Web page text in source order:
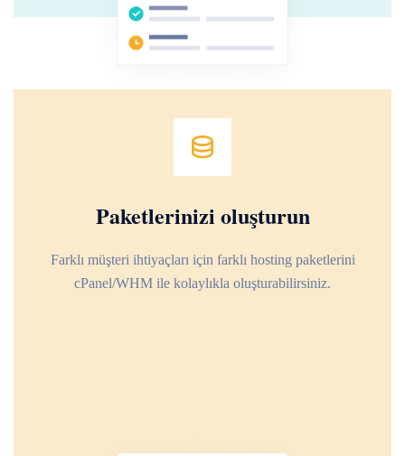
Paketlerinizi oluşturun
Farklı müşteri ihtiyaçları için farklı hosting paketlerini
cPanel/WHM ile kolaylıkla oluşturabilirsiniz.